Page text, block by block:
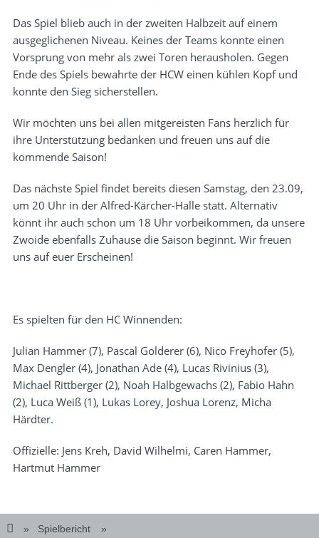
Das Spiel blieb auch in der zweiten Halbzeit auf einem
ausgeglichenen Niveau. Keines der Teams konnte einen
Vorsprung von mehr als zwei Toren herausholen. Gegen
Ende des Spiels bewahrte der HCW einen kühlen Kopf und
konnte den Sieg sicherstellen.
Wir möchten uns bei allen mitgereisten Fans herzlich für
ihre Unterstützung bedanken und freuen uns auf die
kommende Saison!
Das nächste Spiel findet bereits diesen Samstag, den 23.09,
um 20 Uhr in der Alfred-Kärcher-Halle statt. Alternativ
könnt ihr auch schon um 18 Uhr vorbeikommen, da unsere
Zwoide ebenfalls Zuhause die Saison beginnt. Wir freuen
uns auf euer Erscheinen!
Es spielten für den HC Winnenden:
Julian Hammer (7), Pascal Golderer (6), Nico Freyhofer (5),
Max Dengler (4), Jonathan Ade (4), Lucas Rivinius (3),
Michael Rittberger (2), Noah Halbgewachs (2), Fabio Hahn
(2), Luca Weiß (1), Lukas Lorey, Joshua Lorenz, Micha
Härdter.
Offizielle: Jens Kreh, David Wilhelmi, Caren Hammer,
Hartmut Hammer
Spielbericht